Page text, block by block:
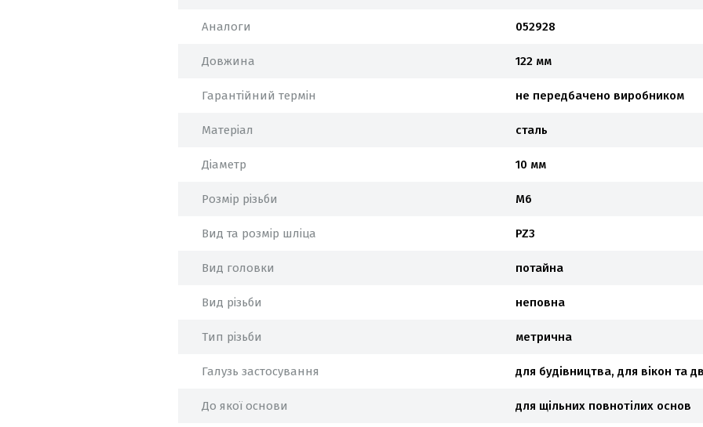
Аналоги 052928
Довжина 122 мм
Гарантійний термін не передбачено виробником
Матеріал сталь
Діаметр 10 мм
Розмір різьби М6
Вид та розмір шліца PZ3
Вид головки потайна
Вид різьби неповна
Тип різьби метрична
Галузь застосування для будівництва, для вікон та
До якої основи для щільних повнотілих основ